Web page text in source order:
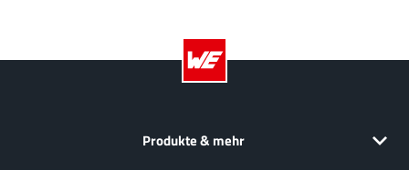
Produkte & mehr